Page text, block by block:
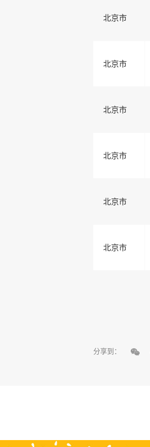
北京市
北京市
北京市
北京市
北京市
北京市
分享到： 